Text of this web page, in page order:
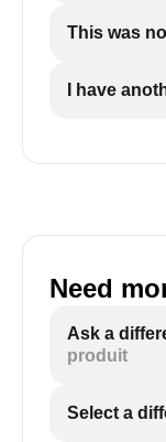
This was
I have
Need
Ask a
produit
Select a